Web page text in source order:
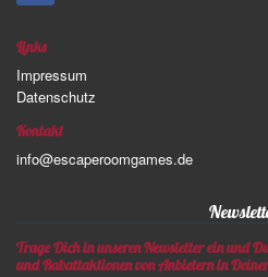
Links
Impressum
Datenschutz
Kontakt
info@escaperoomgames.de
Trage Dich in unseren Newsletter ein und
und Rabattaktionen von Anbietern in